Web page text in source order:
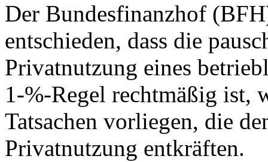
Der Bundesfinanzhof
entschieden, dass die
Privatnutzung eines
1-%-Regel rechtmäßig ist,
Tatsachen vorliegen, die
Privatnutzung entkräften.